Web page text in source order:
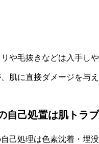
や毛抜きなどは入手し
肌に直接ダメージを与
自己処置は肌トラ
己処理は色素沈着・埋